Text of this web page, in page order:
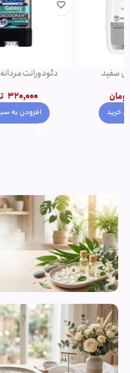
دئودورانت مردانه نوریتا مدل
تومان
افزودن به سبد خرید
محصولات
مراقبت از
پوست